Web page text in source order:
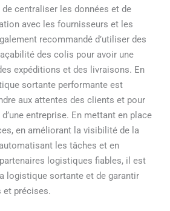
centraliser les données et de
avec les fournisseurs et les
recommandé d’utiliser des
des colis pour avoir une
expéditions et des livraisons. En
sortante performante est
aux attentes des clients et pour
entreprise. En mettant en place
en améliorant la visibilité de la
les tâches et en
logistiques fiables, il est
logistique sortante et de garantir
et précises.